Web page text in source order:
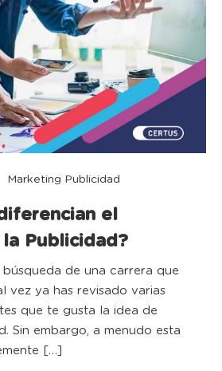
Marketing Publicidad
el
Publicidad?
búsqueda de una carrera que
vez ya has revisado varias
que te gusta la idea de
Sin embargo, a menudo esta
[…]